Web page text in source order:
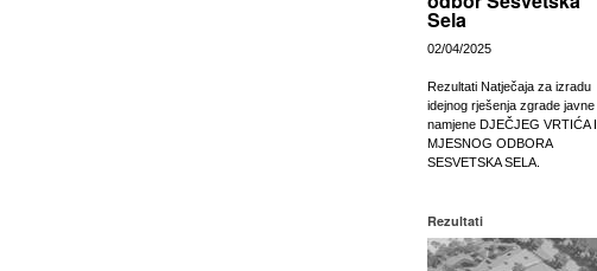
Sela
02/04/2025
Rezultati Natječaja za izradu
idejnog rješenja zgrade javne
namjene DJEČJEG VRTIĆA I
MJESNOG ODBORA
SESVETSKA SELA.
Rezultati